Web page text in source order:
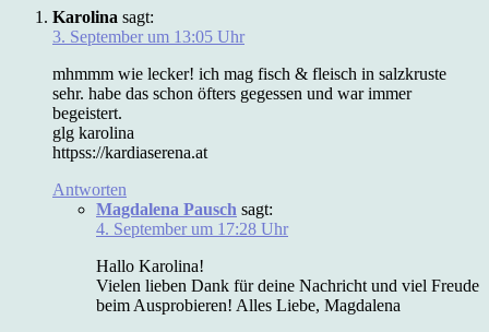
Karolina sagt:
3. September um 13:05 Uhr
mhmmm wie lecker! ich mag fisch & fleisch in salzkruste
sehr. habe das schon öfters gegessen und war immer
begeistert.
glg karolina
httpss://kardiaserena.at
Antworten
Magdalena Pausch sagt:
4. September um 17:28 Uhr
Hallo Karolina!
Vielen lieben Dank für deine Nachricht und viel Freude
beim Ausprobieren! Alles Liebe, Magdalena